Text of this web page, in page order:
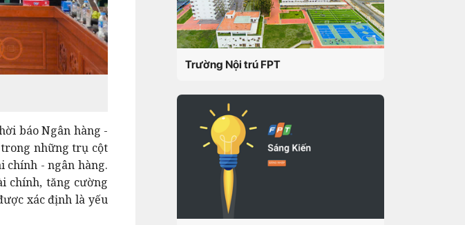
báo Ngân hàng -
những trụ cột
chính - ngân hàng.
chính, tăng cường
xác định là yếu
Trường Nội trú FPT